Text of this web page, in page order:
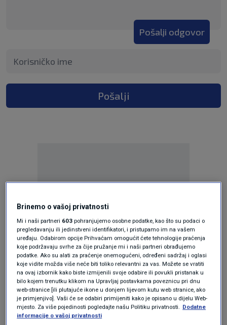
Pošalji odgovor
Pošalji
Oglas
Brinemo o vašoj privatnosti
Mi i naši partneri 603 pohranjujemo osobne podatke, kao što su podaci o
pregledavanju ili jedinstveni identifikatori, i pristupamo im na vašem
uređaju. Odabirom opcije Prihvaćam omogućit ćete tehnologije praćenja
koje podržavaju svrhe za čije pružanje mi i naši partneri obrađujemo
podatke. Ako su alati za praćenje onemogućeni, određeni sadržaj i oglasi
koje vidite možda više neće biti toliko relevantni za vas. Možete se vratiti
na ovaj izbornik kako biste izmijenili svoje odabire ili povukli pristanak u
bilo kojem trenutku klikom na Upravljaj postavkama poveznicu pri dnu
web-stranice [ili plutajuće ikone u donjem lijevom kutu web stranice, ako
je primjenjivo]. Vaši će se odabiri primijeniti kako je opisano u dijelu Web-
mjesto. Za više pojedinosti pogledajte našu Politiku privatnosti. Dodatne
informacije o vašoj privatnosti